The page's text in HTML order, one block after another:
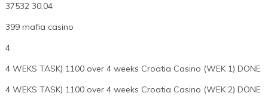
37532 30.04
399 mafia casino
4
4 WEKS TASK) 1100 over 4 weeks Croatia Casino (WEK 1) DONE
4 WEKS TASK) 1100 over 4 weeks Croatia Casino (WEK 2) DONE